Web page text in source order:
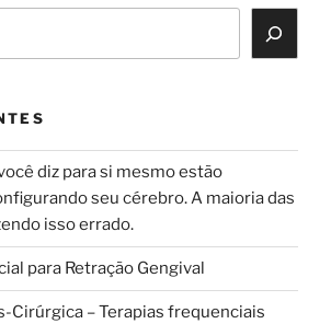
diz para si mesmo estão
seu cérebro. A maioria das
isso errado.
para Retração Gengival
Cirúrgica – Terapias frequenciais